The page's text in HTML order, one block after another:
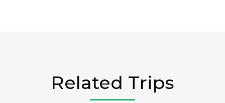
Related Trips